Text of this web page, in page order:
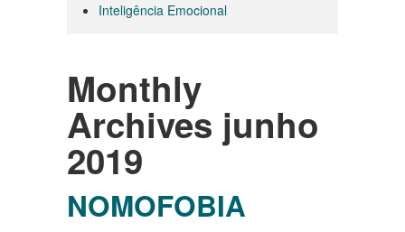
Inteligência Emocional
Monthly
Archives junho
2019
NOMOFOBIA